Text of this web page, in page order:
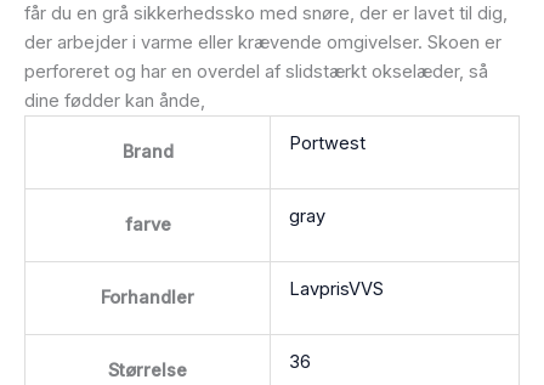
får du en grå sikkerhedssko med snøre, der er lavet til dig,
der arbejder i varme eller krævende omgivelser. Skoen er
perforeret og har en overdel af slidstærkt okselæder, så
dine fødder kan ånde,
Brand Portwest
farve gray
Forhandler LavprisVVS
Størrelse 36